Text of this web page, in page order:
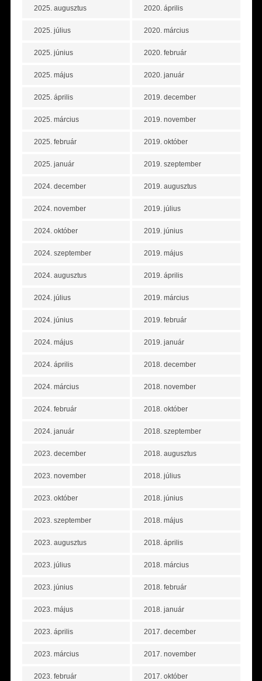
2025. augusztus
2025. július
2025. június
2025. május
2025. április
2025. március
2025. február
2025. január
2024. december
2024. november
2024. október
2024. szeptember
2024. augusztus
2024. július
2024. június
2024. május
2024. április
2024. március
2024. február
2024. január
2023. december
2023. november
2023. október
2023. szeptember
2023. augusztus
2023. július
2023. június
2023. május
2023. április
2023. március
2023. február
2020. április
2020. március
2020. február
2020. január
2019. december
2019. november
2019. október
2019. szeptember
2019. augusztus
2019. július
2019. június
2019. május
2019. április
2019. március
2019. február
2019. január
2018. december
2018. november
2018. október
2018. szeptember
2018. augusztus
2018. július
2018. június
2018. május
2018. április
2018. március
2018. február
2018. január
2017. december
2017. november
2017. október